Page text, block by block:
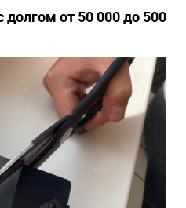
долгом от 50 000 до 500